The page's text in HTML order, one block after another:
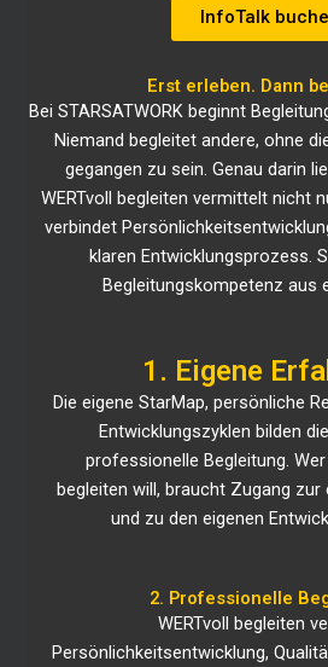
InfoTalk
Erst erleben. Dann
Bei STARSATWORK beginnt
Niemand begleitet andere, ohne
gegangen zu sein. Genau darin
WERTvoll begleiten vermittelt nicht
verbindet
klaren Entwicklungsprozess.
Begleitungskompetenz aus
1. Eigene
Die eigene StarMap, persönliche
Entwicklungszyklen bilden
professionelle Begleitung.
begleiten will, braucht Zugang zur
und zu den eigenen
2. Professionelle
WERTvoll begleiten
Persönlichkeitsentwicklung,